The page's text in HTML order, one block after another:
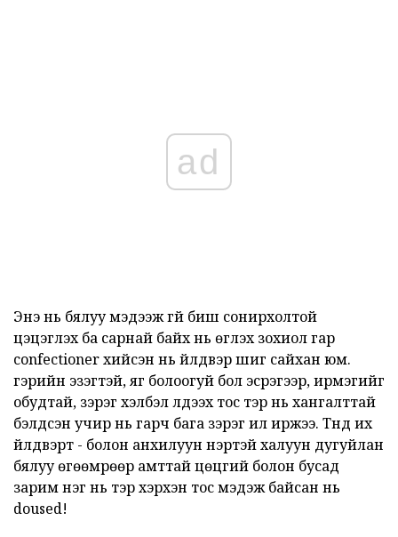
ad
Энэ нь бялуу мэдээж үгүй биш сонирхолтой
цэцэглэх ба сарнай байх нь өгүүлэх зохиол гар
confectioner хийсэн нь үйлдвэр шиг сайхан юм.
гэрийн эзэгтэй, яг болоогуй бол эсрэгээр, ирмэгийг
обудтай, зэрэг хэлбэл үлдээх тос тэр нь хангалттай
бэлдсэн учир нь гарч бага зэрэг илүү иржээ. Түүнд их
үйлдвэрт - болон анхилуун үнэртэй халуун дугуйлан
бялуу өгөөмрөөр амттай цөцгий болон бусад
зарим нэг нь тэр хэрхэн тос мэдэж байсан нь
doused!